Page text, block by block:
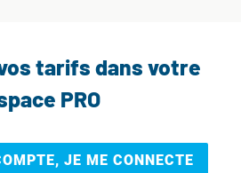
tarifs dans votre
PRO
JE ME CONNECTE